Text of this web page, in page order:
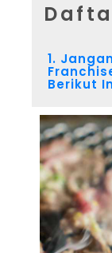
1.
Berikut